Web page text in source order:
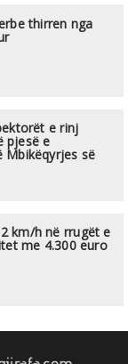
thirren nga
e rinj
pjesë e
Mbikëqyrjes së
km/h në rrugët e
me 4.300 euro